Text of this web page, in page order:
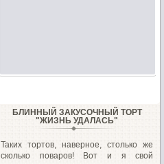
БЛИННЫЙ ЗАКУСОЧНЫЙ ТОРТ
"ЖИЗНЬ УДАЛАСЬ"
Таких тортов, наверное, столько же
сколько поваров! Вот и я свой